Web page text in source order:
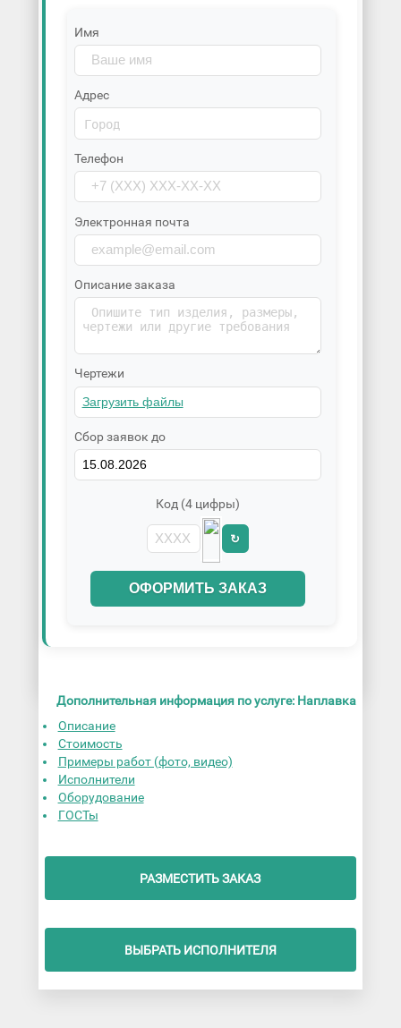
Имя
Адрес
Телефон
Электронная почта
Описание заказа
Чертежи
Сбор заявок до
Код (4 цифры)
↻
ОФОРМИТЬ ЗАКАЗ
Дополнительная информация по услуге: Наплавка
Описание
Стоимость
Примеры работ (фото, видео)
Исполнители
Оборудование
ГОСТы
РАЗМЕСТИТЬ ЗАКАЗ
ВЫБРАТЬ ИСПОЛНИТЕЛЯ